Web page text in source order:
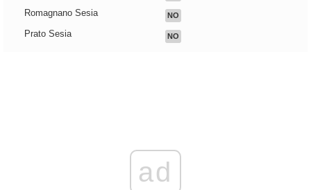
Romagnano Sesia NO
Prato Sesia NO
ad